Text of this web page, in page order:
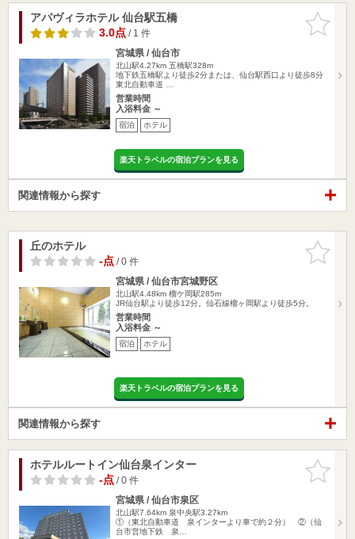
お気に入
りに追加
アパヴィラホテル 仙台駅五橋
3.0点/ 1 件
宮城県 / 仙台市
北山駅4.27km 五橋駅328m
地下鉄五橋駅より徒歩2分または、仙台駅西口より徒歩8分
東北自動車道 …
営業時間
入浴料金 ～
宿泊 ホテル
楽天トラベルの宿泊プランを見る
関連情報から探す
お気に入
りに追加
丘のホテル
-点/ 0 件
宮城県 / 仙台市宮城野区
北山駅4.48km 榴ケ岡駅285m
JR仙台駅より徒歩12分。仙石線榴ヶ岡駅より徒歩5分。
営業時間
入浴料金 ～
宿泊 ホテル
楽天トラベルの宿泊プランを見る
関連情報から探す
お気に入
りに追加
ホテルルートイン仙台泉インター
-点/ 0 件
宮城県 / 仙台市泉区
北山駅7.64km 泉中央駅3.27km
①（東北自動車道 泉インターより車で約２分） ②（仙
台市営地下鉄 泉…